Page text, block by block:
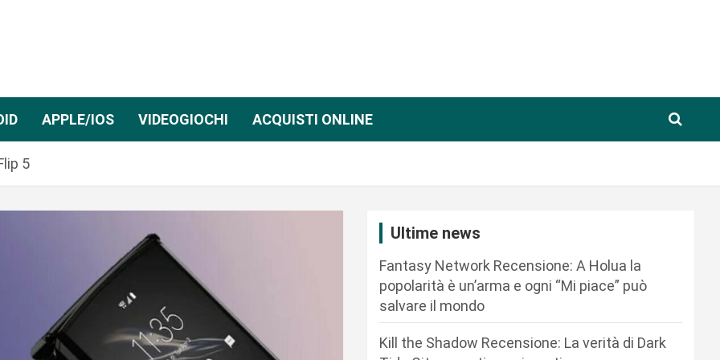
APPLE/IOS VIDEOGIOCHI ACQUISTI ONLINE
5
Ultime news
Fantasy Network Recensione: A Holua la
popolarità è un’arma e ogni “Mi piace” può
salvare il mondo
Kill the Shadow Recensione: La verità di Dark